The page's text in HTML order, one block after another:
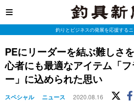
釣りとビジネスの発展を応援する
PEにリーダーを結ぶ難しさ
心者にも最適なアイテム「
ー」に込められた思い
スペシャル ニュース 2020.08.16